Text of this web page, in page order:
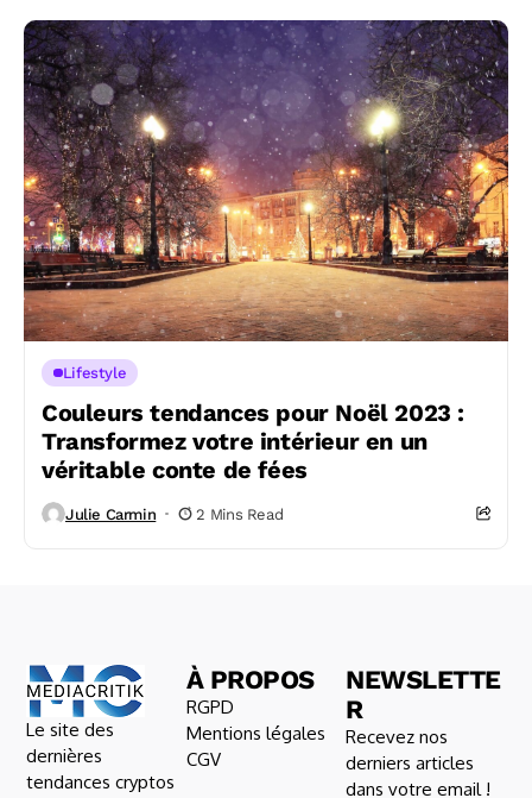
Lifestyle
Couleurs tendances pour Noël 2023 :
Transformez votre intérieur en un
véritable conte de fées
Julie Carmin 2 Mins Read
Le site des
dernières
tendances cryptos
À PROPOS
RGPD
Mentions légales
CGV
NEWSLETTE
R
Recevez nos
derniers articles
dans votre email !